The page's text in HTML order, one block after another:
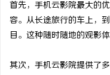
首先，手机云影院最大的
容。从长途旅行的车上，
目。这种随时随地的观影
其次，手机云影院提供了